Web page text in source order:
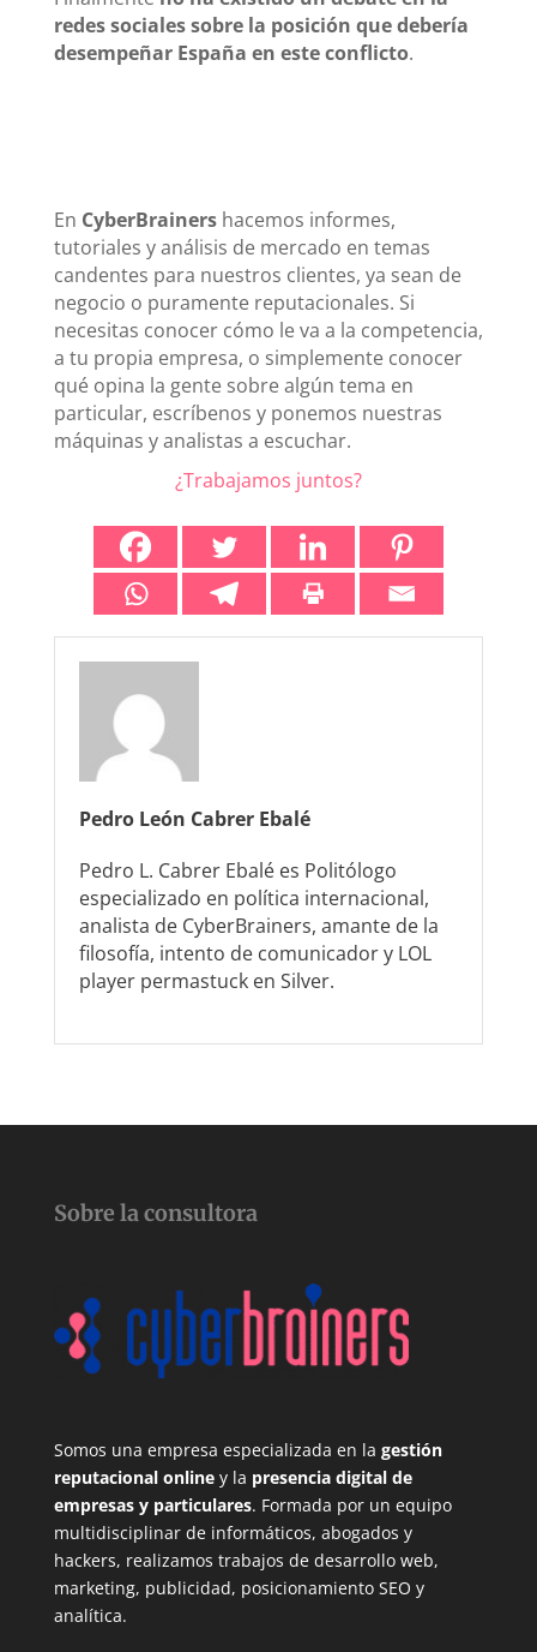
redes sociales sobre la posición que debería
desempeñar España en este conflicto.
En CyberBrainershacemos informes,
tutoriales y análisis de mercado en temas
candentes para nuestros clientes, ya sean de
negocio o puramente reputacionales. Si
necesitas conocer cómo le va a la competencia,
a tu propia empresa, o simplemente conocer
qué opina la gente sobre algún tema en
particular, escríbenos y ponemos nuestras
máquinas y analistas a escuchar.
¿Trabajamos juntos?
Pedro León Cabrer Ebalé
Pedro L. Cabrer Ebalé es Politólogo
especializado en política internacional,
analista de CyberBrainers, amante de la
filosofía, intento de comunicador y LOL
player permastuck en Silver.
Sobre la consultora
Somos una empresa especializada en la gestión
reputacional onliney la presencia digital de
empresas y particulares. Formada por un equipo
multidisciplinar de informáticos, abogados y
hackers, realizamos trabajos de desarrollo web,
marketing, publicidad, posicionamiento SEO y
analítica.